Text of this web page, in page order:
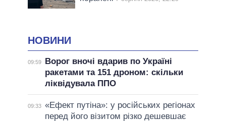
НОВИНИ
09:59
Ворог вночі вдарив по Україні
ракетами та 151 дроном: скільки
ліквідувала ППО
09:33 «Ефект путіна»: у російських регіонах
перед його візитом різко дешевшає